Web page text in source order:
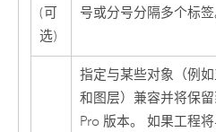
(可
选)
号或分号分隔多个标签
指定与某些对象（例
和图层）兼容并将保
Pro版本。 如果工程